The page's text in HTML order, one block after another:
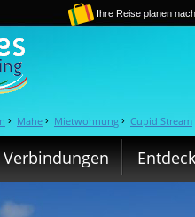
Ihre Reise planen
› Mahe › Mietwohnung › Cupid Stream
Verbindungen